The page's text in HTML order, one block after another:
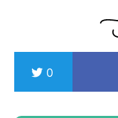
0